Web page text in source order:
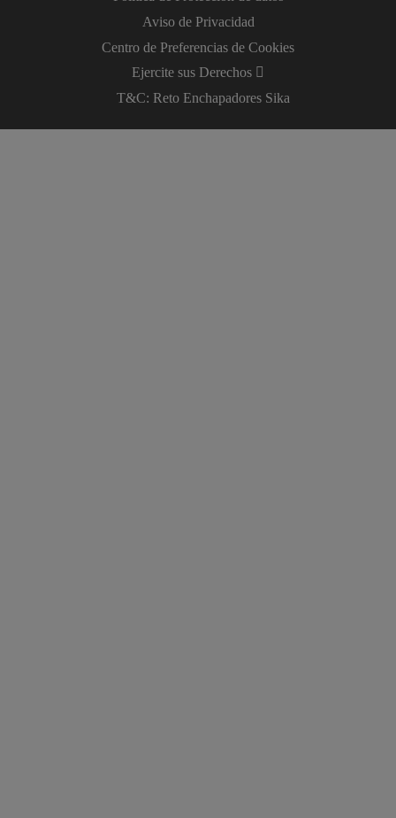
Aviso de Privacidad
Centro de Preferencias de Cookies
Ejercite sus Derechos
T&C: Reto Enchapadores Sika